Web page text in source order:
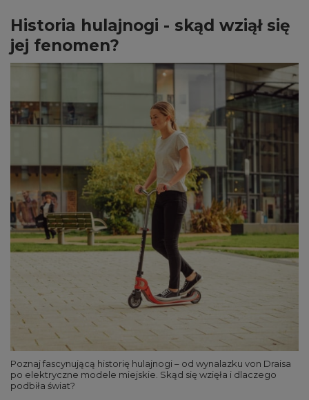
Historia hulajnogi - skąd wziął się
jej fenomen?
Poznaj fascynującą historię hulajnogi – od wynalazku von Draisa
po elektryczne modele miejskie. Skąd się wzięła i dlaczego
podbiła świat?